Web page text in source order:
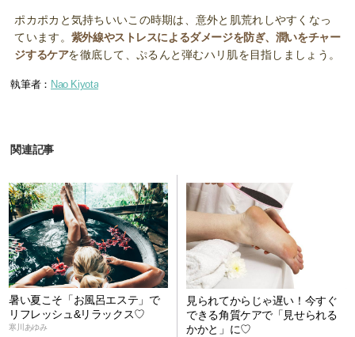
ポカポカと気持ちいいこの時期は、意外と肌荒れしやすくなっ
ています。 紫外線やストレスによるダメージを防ぎ、潤いをチャー
ジするケアを徹底して、ぷるんと弾むハリ肌を目指しましょう。
執筆者： Nao Kiyota
関連記事
暑い夏こそ「お風呂エステ」で
リフレッシュ&リラックス♡
寒川あゆみ
見られてからじゃ遅い！今すぐ
できる角質ケアで「見せられる
かかと」に♡